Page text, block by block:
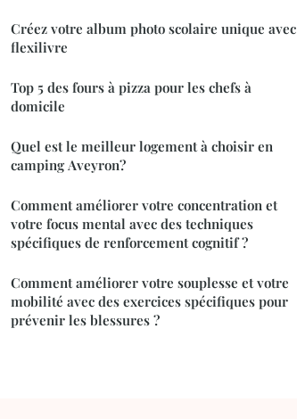
Créez votre album photo scolaire unique avec
flexilivre
Top 5 des fours à pizza pour les chefs à
domicile
Quel est le meilleur logement à choisir en
camping Aveyron?
Comment améliorer votre concentration et
votre focus mental avec des techniques
spécifiques de renforcement cognitif ?
Comment améliorer votre souplesse et votre
mobilité avec des exercices spécifiques pour
prévenir les blessures ?